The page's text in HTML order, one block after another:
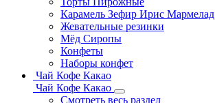
Карамель Зефир Ирис Мармелад
Жевательные резинки
Мёд Сиропы
Конфеты
Наборы конфет
Чай Кофе Какао
Чай Кофе Какао
Смотреть весь раздел